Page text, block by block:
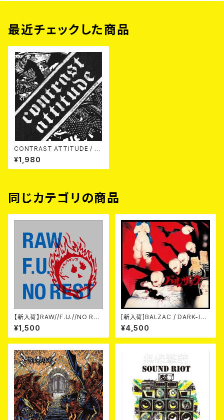
最近チェックした商品
CONTRAST ATTITUDE / 18
track compilation 2018 CD
¥1,980
同じカテゴリの商品
【新入荷】RAW//F.U.//NO RES
T / 3way split EP ハード ラッ
ク ダンス (CD)
¥1,500
[新入荷]BALZAC / DARK-IS
M -20th Anniversary Comp
ilation- (2CD)
¥4,500